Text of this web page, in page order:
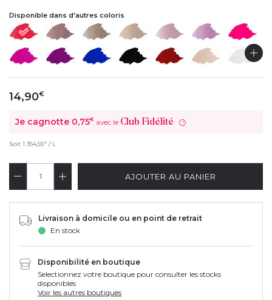
Disponible dans d'autres coloris
14,90€
Je cagnotte 0,75€ avec le Club Fidélité ?
Soit 1 354,55€ / L
AJOUTER AU PANIER
Livraison à domicile ou en point de retrait
En stock
Disponibilité en boutique
Selectionnez votre boutique pour consulter les stocks
disponibles
Voir les autres boutiques